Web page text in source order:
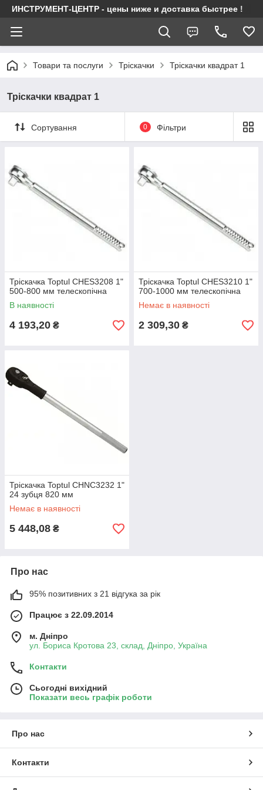
ИНСТРУМЕНТ-ЦЕНТР - цены ниже и доставка быстрее !
Товари та послуги Тріскачки Тріскачки квадрат 1
Тріскачки квадрат 1
Сортування 0 Фільтри
Тріскачка Toptul CHES3208 1"
500-800 мм телескопічна
В наявності
4 193,20 ₴
Тріскачка Toptul CHES3210 1"
700-1000 мм телескопічна
Немає в наявності
2 309,30 ₴
Тріскачка Toptul CHNC3232 1"
24 зубця 820 мм
Немає в наявності
5 448,08 ₴
Про нас
95% позитивних з 21 відгука за рік
Працює з 22.09.2014
м. Дніпро
ул. Бориса Кротова 23, склад, Дніпро, Україна
Контакти
Сьогодні вихідний
Показати весь графік роботи
Про нас
Контакти